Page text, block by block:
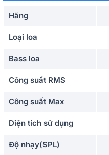
Hãng
Loại loa
Bass loa
Công suất RMS
Công suất Max
Diện tích sử dụng
Độ nhạy(SPL)